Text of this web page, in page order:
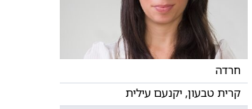
חרדה
קרית טבעון, יקנעם עילית